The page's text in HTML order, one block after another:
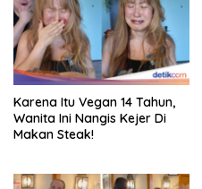
Karena Itu Vegan 14 Tahun,
Wanita Ini Nangis Kejer Di
Makan Steak!